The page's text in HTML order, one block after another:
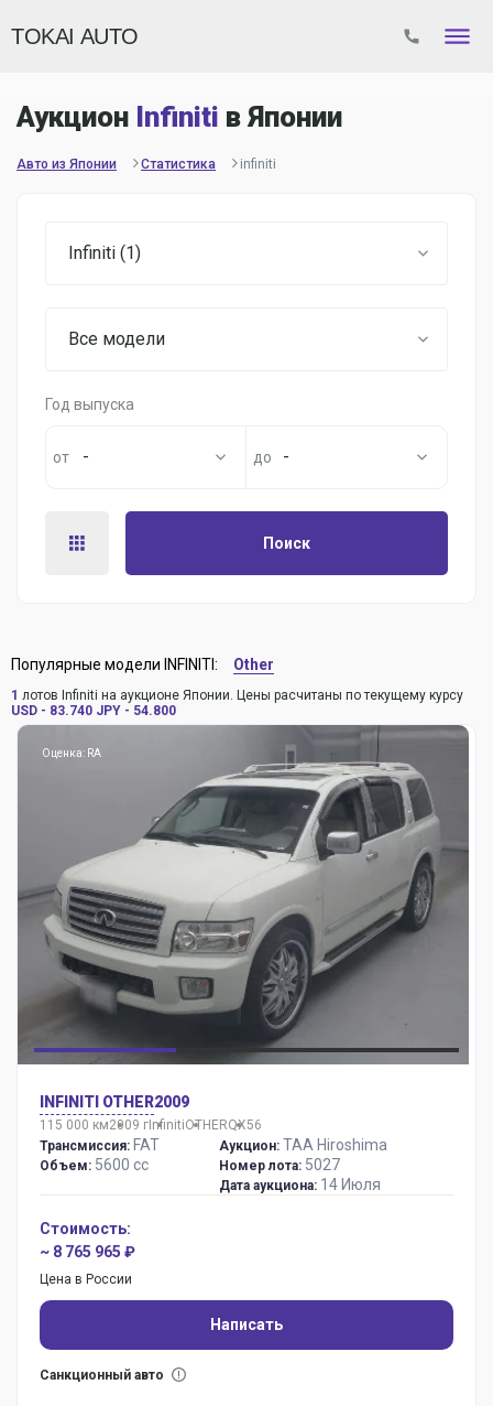
TOKAI AUTO
Аукцион Infiniti в Японии
Авто из Японии Статистика infiniti
Infiniti (1)
Все модели
Год выпуска
- -
Поиск
Популярные модели INFINITI: Other
1 лотов Infiniti на аукционе Японии. Цены расчитаны по текущему курсу
USD - 83.740 JPY - 54.800
Оценка: RA
INFINITI OTHER2009
115 000 км2009 гInfinitiOTHERQX56
Трансмиссия: FAT
Объем: 5600 сс
Аукцион: TAA Hiroshima
Номер лота: 5027
Дата аукциона: 14 Июля
Стоимость:
~ 8 765 965 ₽
Цена в России
Написать
Санкционный авто